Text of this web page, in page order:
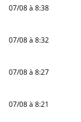
07/08 à 8:38
07/08 à 8:32
07/08 à 8:27
07/08 à 8:21